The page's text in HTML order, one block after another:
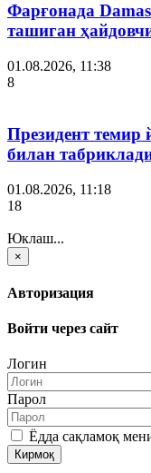
Фарғонада
ташиган
01.08.2026, 11:38
8
Президент темир
билан
01.08.2026, 11:18
18
Юклаш...
×
Авторизация
Войти через сайт
Логин
Парол
Ёдда сақламоқ